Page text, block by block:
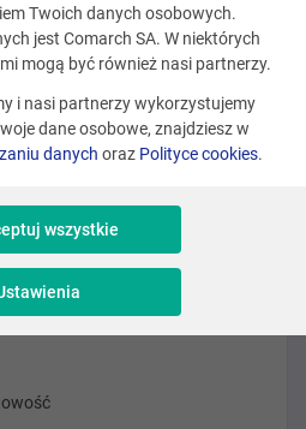
kadry zarządzającej
& Analysis (FP&A)
Twoich danych osobowych.
jest Comarch SA. W niektórych
mogą być również nasi partnerzy.
i nasi partnerzy wykorzystujemy
dane osobowe, znajdziesz w
danych oraz Polityce cookies.
wszystkie